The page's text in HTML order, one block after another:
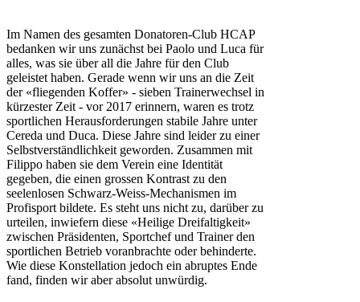
Im Namen des gesamten Donatoren-Club HCAP
bedanken wir uns zunächst bei Paolo und Luca für
alles, was sie über all die Jahre für den Club
geleistet haben. Gerade wenn wir uns an die Zeit
der «fliegenden Koffer» - sieben Trainerwechsel in
kürzester Zeit - vor 2017 erinnern, waren es trotz
sportlichen Herausforderungen stabile Jahre unter
Cereda und Duca. Diese Jahre sind leider zu einer
Selbstverständlichkeit geworden. Zusammen mit
Filippo haben sie dem Verein eine Identität
gegeben, die einen grossen Kontrast zu den
seelenlosen Schwarz-Weiss-Mechanismen im
Profisport bildete. Es steht uns nicht zu, darüber zu
urteilen, inwiefern diese «Heilige Dreifaltigkeit»
zwischen Präsidenten, Sportchef und Trainer den
sportlichen Betrieb voranbrachte oder behinderte.
Wie diese Konstellation jedoch ein abruptes Ende
fand, finden wir aber absolut unwürdig.